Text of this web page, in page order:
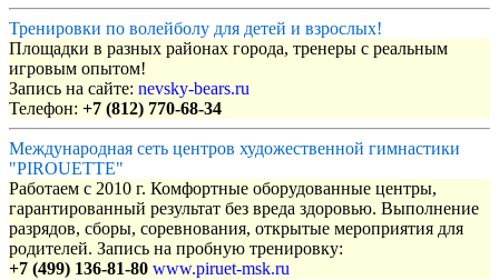
Тренировки по волейболу для детей и взрослых!
Площадки в разных районах города, тренеры с реальным
игровым опытом!
Запись на сайте: nevsky-bears.ru
Телефон: +7 (812) 770-68-34
Международная сеть центров художественной гимнастики
"PIROUETTE"
Работаем с 2010 г. Комфортные оборудованные центры,
гарантированный результат без вреда здоровью. Выполнение
разрядов, сборы, соревнования, открытые мероприятия для
родителей. Запись на пробную тренировку:
+7 (499) 136-81-80 www.piruet-msk.ru